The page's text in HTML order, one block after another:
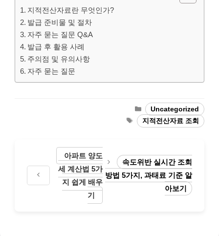
지적전산자료란 무엇인가?
발급 준비물 및 절차
자주 묻는 질문 Q&A
발급 후 활용 사례
주의점 및 유의사항
자주 묻는 질문
Categories
Uncategorized
Tags지적전산자료 조회
아파트 양도
세 계산법 5가
지 쉽게 배우
기
속도위반 실시간 조회
방법 5가지, 과태료 기준 알
아보기